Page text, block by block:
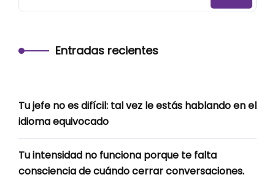
Entradas recientes
Tu jefe no es difícil: tal vez le estás hablando en el
idioma equivocado
Tu intensidad no funciona porque te falta
consciencia de cuándo cerrar conversaciones.